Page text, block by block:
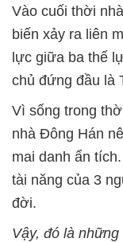
Vào cuối thời
biến xảy ra liên
lực giữa ba thế
chủ đứng đầu là
Vì sống trong
nhà Đông Hán
mai danh ẩn
tài năng của 3
đời.
Vậy, đó là những